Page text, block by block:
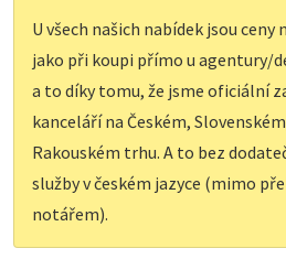
U všech našich nabídek jsou
jako při koupi přímo u agentury/
a to díky tomu, že jsme oficiální
kanceláří na Českém,
Rakouském trhu. A to bez
služby v českém jazyce (mimo
notářem).